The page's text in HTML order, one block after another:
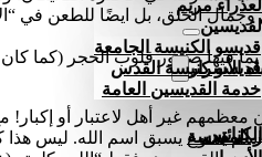
مريم
قديسو الكنيسة الجامعة
قديسو كنيسة القدس
خدمة القديسين العامة
الأسرار
المقدسة
فيها صخور قلوب الحجر (كما كان